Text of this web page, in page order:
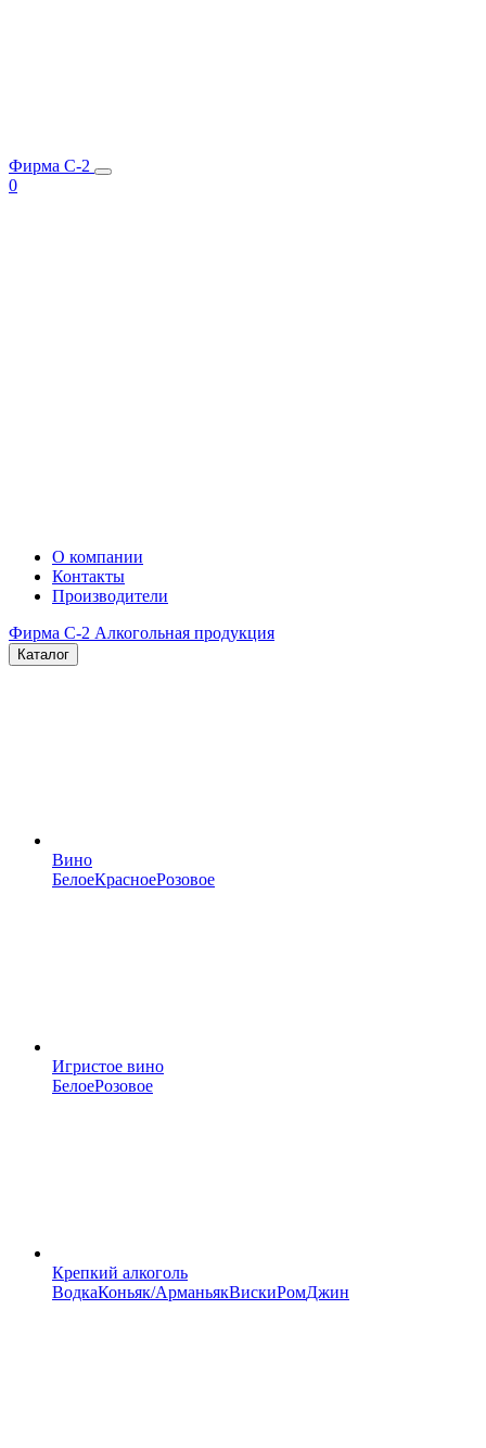
Фирма C-2
0
О компании
Контакты
Производители
Фирма C-2 Алкогольная продукция
Каталог
Вино
БелоеКрасноеРозовое
Игристое вино
БелоеРозовое
Крепкий алкоголь
ВодкаКоньяк/АрманьякВискиРомДжин